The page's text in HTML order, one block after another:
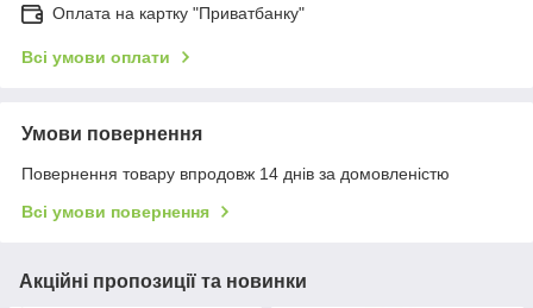
Оплата на картку "Приватбанку"
Всі умови оплати
Умови повернення
Повернення товару впродовж 14 днів за домовленістю
Всі умови повернення
Акційні пропозиції та новинки